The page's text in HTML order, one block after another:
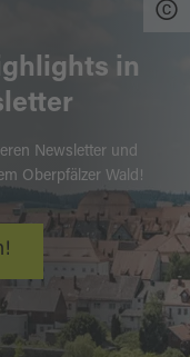
in
Newsletter und
Oberpfälzer Wald!